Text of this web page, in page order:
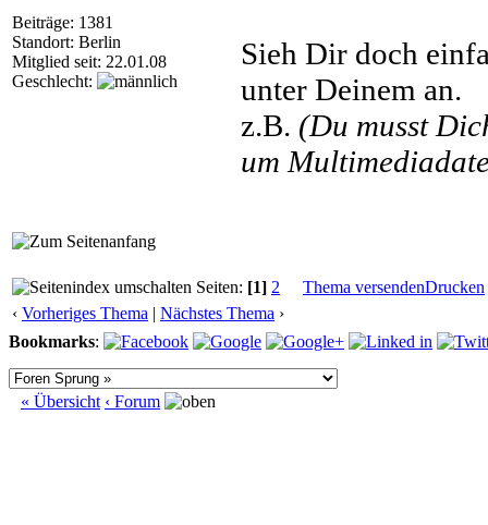
Beiträge: 1381
Standort: Berlin
Mitglied seit: 22.01.08
Geschlecht:
Sieh Dir doch
unter Deinem an.
z.B. (Du musst
um
Seiten: [1] 2 Thema versendenDrucken
‹ Vorheriges Thema | Nächstes Thema ›
Bookmarks:
« Übersicht ‹ Forum